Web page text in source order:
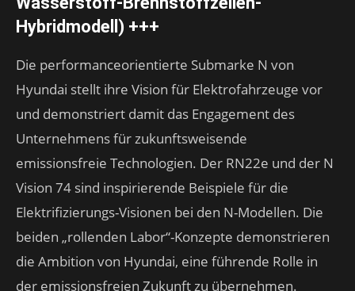
Hybridmodell) +++
Die performanceorientierte Submarke N von
Hyundai stellt ihre Vision für Elektrofahrzeuge vor
und demonstriert damit das Engagement des
Unternehmens für zukunftsweisende
emissionsfreie Technologien. Der RN22e und der N
Vision 74 sind inspirierende Beispiele für die
Elektrifizierungs-Visionen bei den N-Modellen. Die
beiden „rollenden Labor“-Konzepte demonstrieren
die Ambition von Hyundai, eine führende Rolle in
der emissionsfreien Zukunft zu übernehmen.